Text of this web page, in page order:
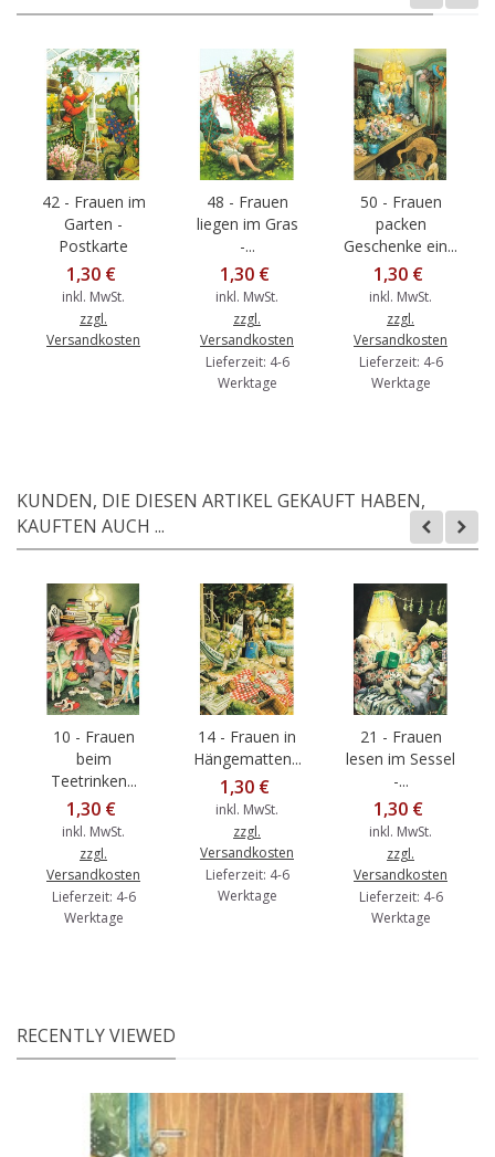
42 - Frauen im
Garten -
Postkarte
1,30 €
inkl. MwSt.
zzgl.
Versandkosten
48 - Frauen
liegen im Gras
-...
1,30 €
inkl. MwSt.
zzgl.
Versandkosten
Lieferzeit: 4-6
Werktage
50 - Frauen
packen
Geschenke ein...
1,30 €
inkl. MwSt.
zzgl.
Versandkosten
Lieferzeit: 4-6
Werktage
KUNDEN, DIE DIESEN ARTIKEL GEKAUFT HABEN,
KAUFTEN AUCH ...
10 - Frauen
beim
Teetrinken...
1,30 €
inkl. MwSt.
zzgl.
Versandkosten
Lieferzeit: 4-6
Werktage
14 - Frauen in
Hängematten...
1,30 €
inkl. MwSt.
zzgl.
Versandkosten
Lieferzeit: 4-6
Werktage
21 - Frauen
lesen im Sessel
-...
1,30 €
inkl. MwSt.
zzgl.
Versandkosten
Lieferzeit: 4-6
Werktage
RECENTLY VIEWED